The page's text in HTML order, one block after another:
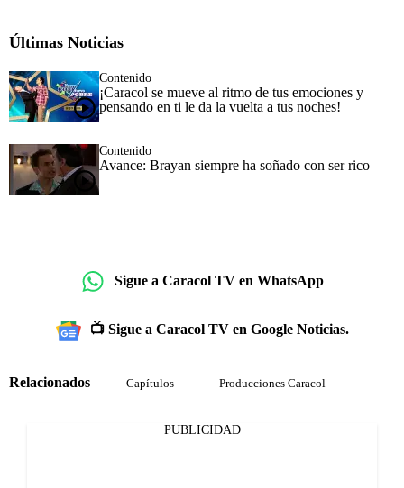
Últimas Noticias
Contenido
¡Caracol se mueve al ritmo de tus emociones y
pensando en ti le da la vuelta a tus noches!
Contenido
Avance: Brayan siempre ha soñado con ser rico
Sigue a Caracol TV en WhatsApp
📺 Sigue a Caracol TV en Google Noticias.
Relacionados Capítulos Producciones Caracol
PUBLICIDAD